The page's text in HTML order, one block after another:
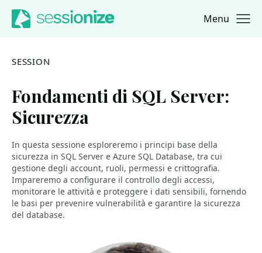
Jump to navigation
Jump to content Menu
SESSION
Fondamenti di SQL Server:
Sicurezza
In questa sessione esploreremo i principi base della
sicurezza in SQL Server e Azure SQL Database, tra cui
gestione degli account, ruoli, permessi e crittografia.
Impareremo a configurare il controllo degli accessi,
monitorare le attività e proteggere i dati sensibili, fornendo
le basi per prevenire vulnerabilità e garantire la sicurezza
del database.